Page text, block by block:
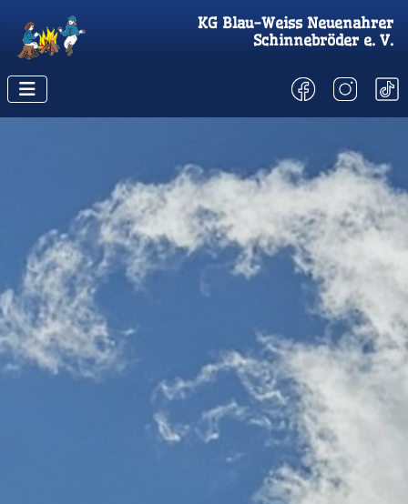
KG Blau-Weiss Neuenahrer
Schinnebröder e. V.